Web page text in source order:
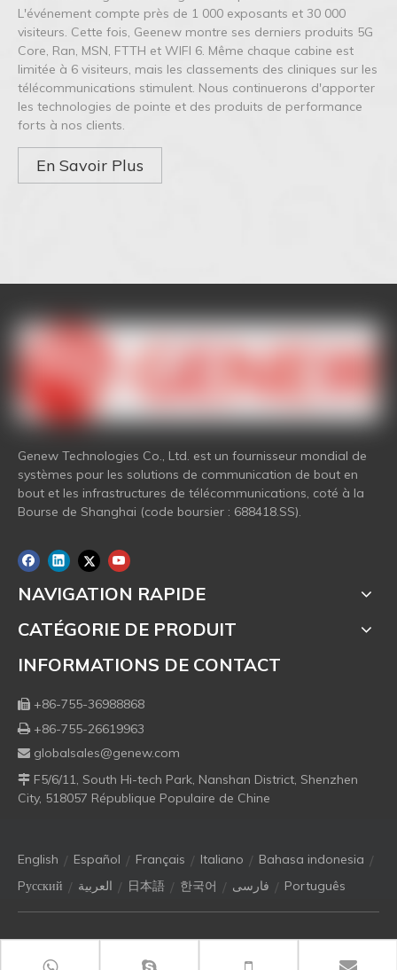
L'événement compte près de 1 000 exposants et 30 000
visiteurs. Cette fois, Geenew montre ses derniers produits 5G
Core, Ran, MSN, FTTH et WIFI 6. Même chaque cabine est
limitée à 6 visiteurs, mais les classements des cliniques sur les
télécommunications stimulent. Nous continuerons d'apporter
les technologies de pointe et des produits de performance
forts à nos clients.
En Savoir Plus
Genew Technologies Co., Ltd. est un fournisseur mondial de
systèmes pour les solutions de communication de bout en
bout et les infrastructures de télécommunications, coté à la
Bourse de Shanghai (code boursier : 688418.SS).
NAVIGATION RAPIDE
CATÉGORIE DE PRODUIT
INFORMATIONS DE CONTACT
 +86-755-36988868
 +86-755-26619963
 globalsales@genew.com
 F5/6/11, South Hi-tech Park, Nanshan District, Shenzhen
City, 518057 République Populaire de Chine
English / Español / Français / Italiano / Bahasa indonesia /
Pусский / العربية / 日本語 / 한국어 / فارسی / Português
Copyright © 2021 Genew Technologies Co. Ltd. Tous droits
réservés.
粤ICP备12060512号